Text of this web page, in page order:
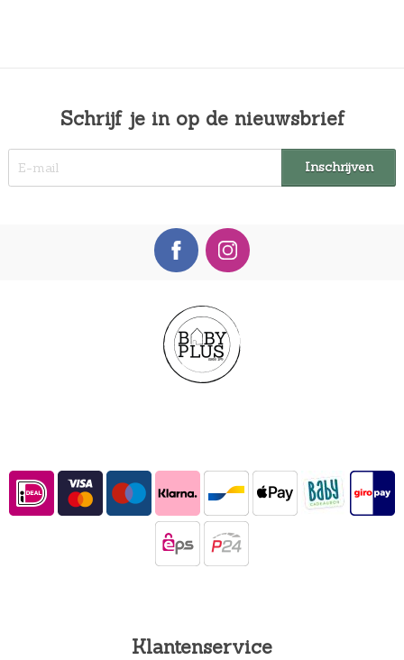
Schrijf je in op de nieuwsbrief
Klantenservice